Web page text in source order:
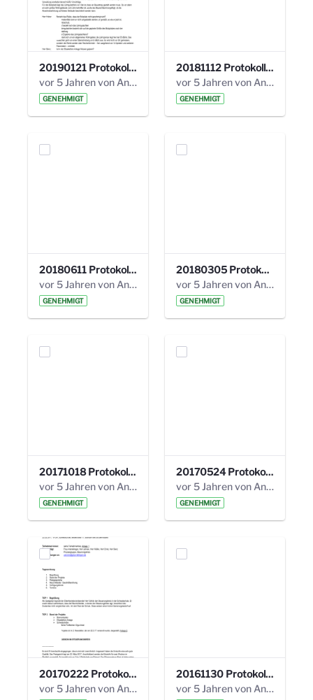
20190121 Protokoll 25. Steuerungskreis.pdf
vor 5 Jahren von Anni Schlumberger
GENEHMIGT
20181112 Protokoll 24. Steuerungskreis.pdf
vor 5 Jahren von Anni Schlumberger
GENEHMIGT
20180611 Protokoll 23. Steuerungskreis.pdf
vor 5 Jahren von Anni Schlumberger
GENEHMIGT
20180305 Protokoll 22. Steuerungskreis.pdf
vor 5 Jahren von Anni Schlumberger
GENEHMIGT
20171018 Protokoll 21. Steuerungskreis.pdf
vor 5 Jahren von Anni Schlumberger
GENEHMIGT
20170524 Protokoll 20. Steuerungskreis.pdf
vor 5 Jahren von Anni Schlumberger
GENEHMIGT
20170222 Protokoll 19. Steuerungskreis.pdf
vor 5 Jahren von Anni Schlumberger
20161130 Protokoll 18. Steuerungskreis.pdf
vor 5 Jahren von Anni Schlumberger